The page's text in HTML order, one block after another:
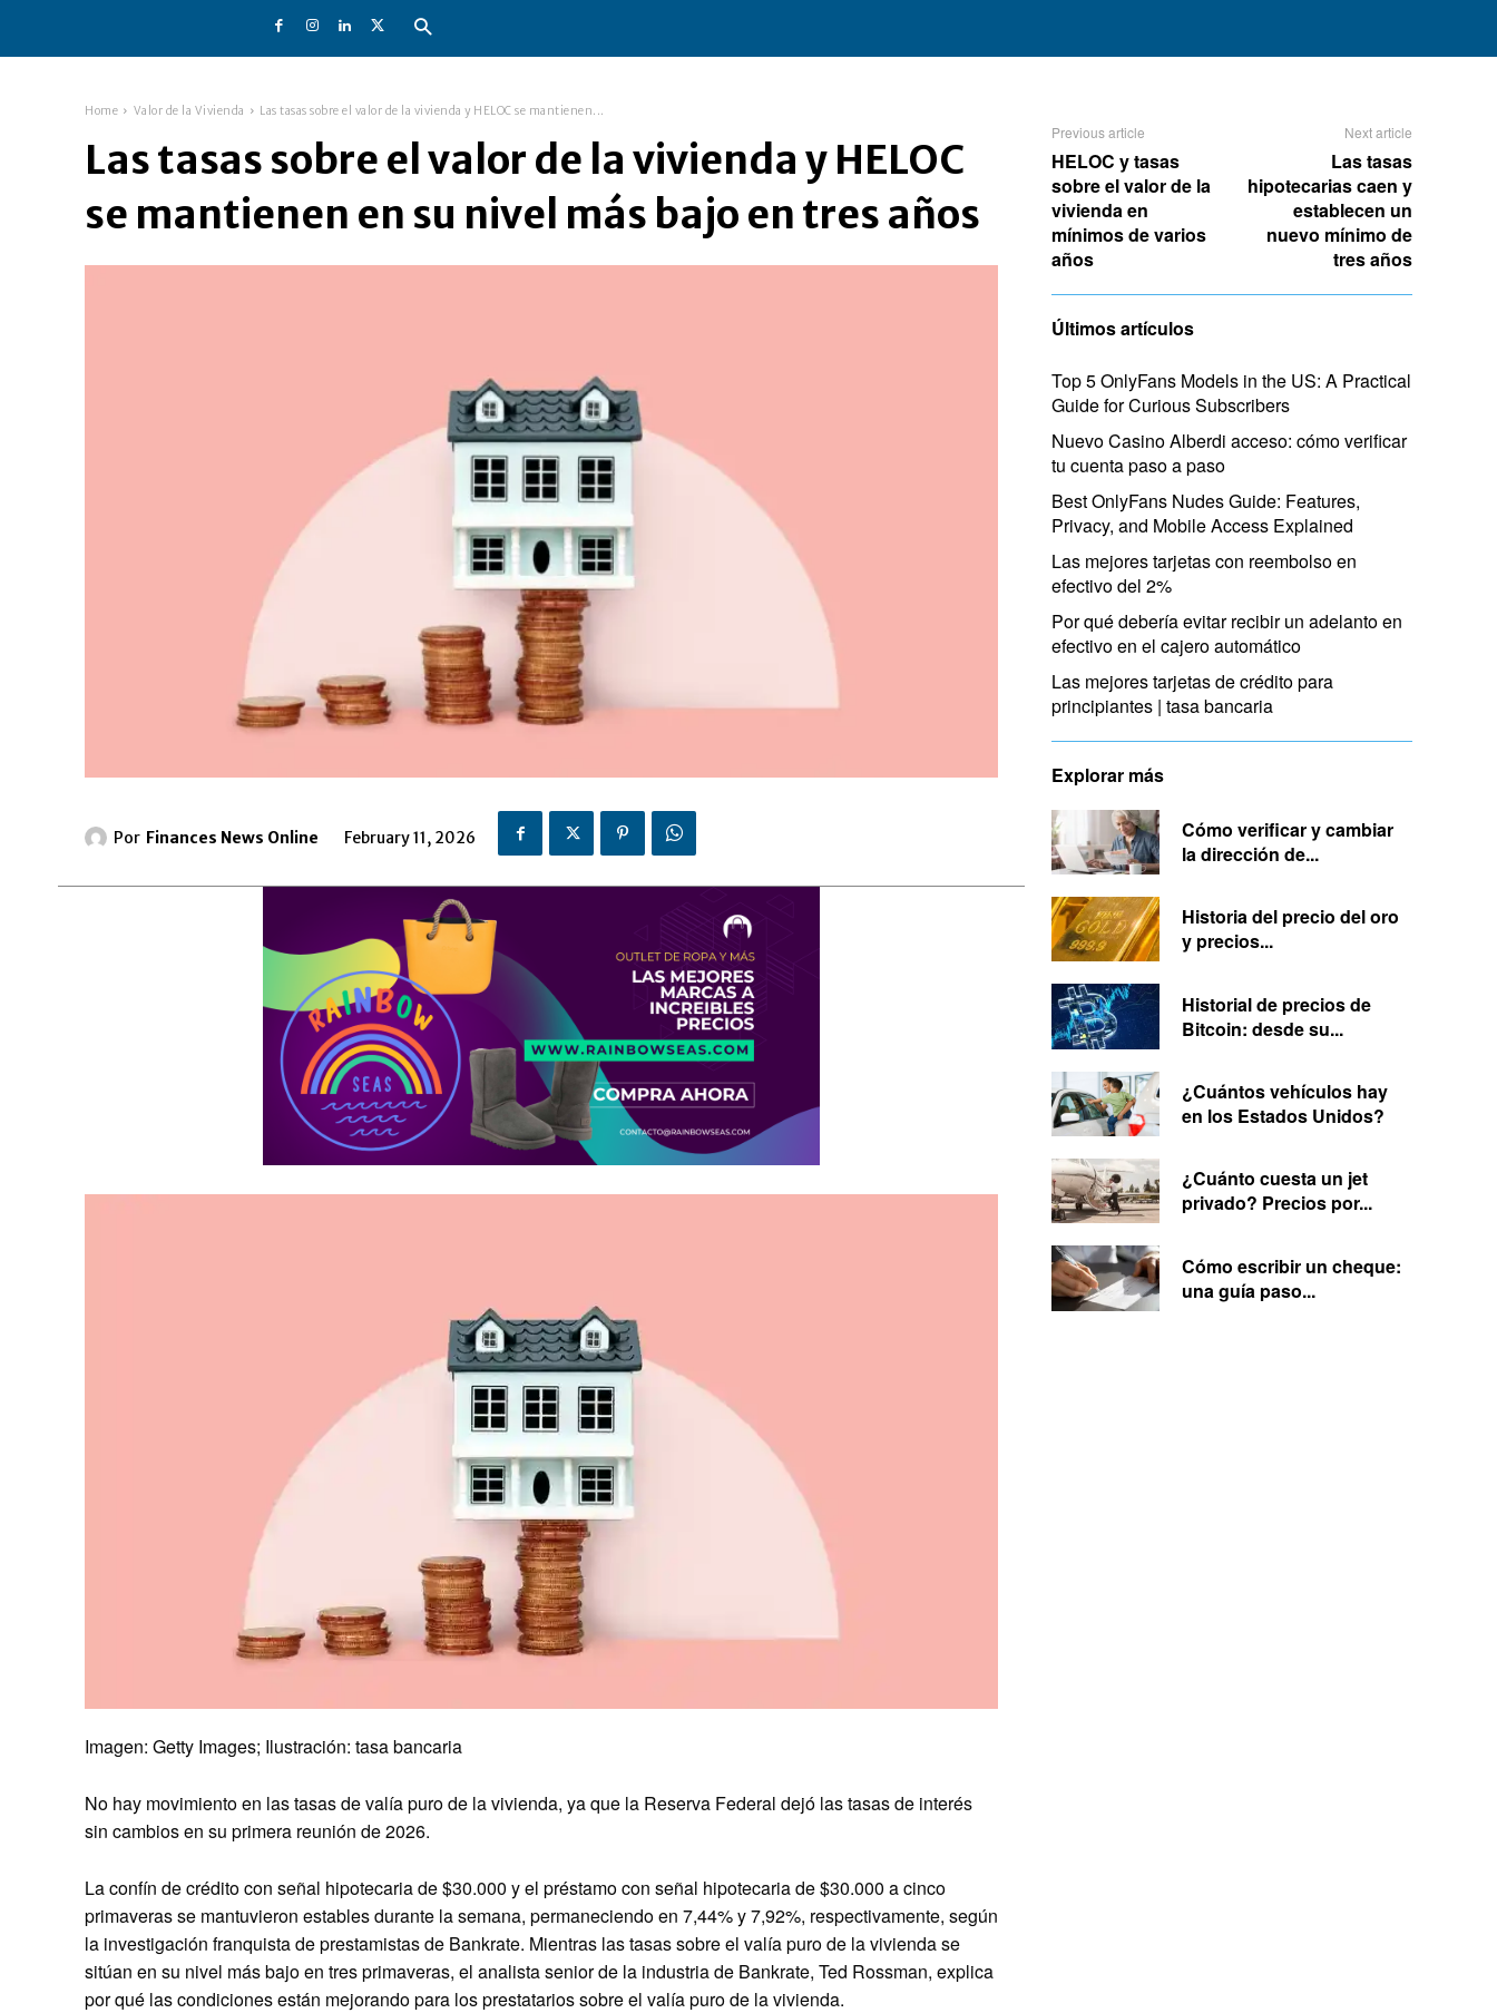
Home Valor de la Vivienda Las tasas sobre el valor de la vivienda y HELOC se mantienen...
Las tasas sobre el valor de la vivienda y HELOC
se mantienen en su nivel más bajo en tres años
Por Finances News Online February 11, 2026
Imagen: Getty Images; Ilustración: tasa bancaria
No hay movimiento en las tasas de valía puro de la vivienda, ya que la Reserva Federal dejó las tasas de interés
sin cambios en su primera reunión de 2026.
La confín de crédito con señal hipotecaria de $30.000 y el préstamo con señal hipotecaria de $30.000 a cinco
primaveras se mantuvieron estables durante la semana, permaneciendo en 7,44% y 7,92%, respectivamente, según
la investigación franquista de prestamistas de Bankrate. Mientras las tasas sobre el valía puro de la vivienda se
sitúan en su nivel más bajo en tres primaveras, el analista senior de la industria de Bankrate, Ted Rossman, explica
por qué las condiciones están mejorando para los prestatarios sobre el valía puro de la vivienda.
Previous article
HELOC y tasas
sobre el valor de la
vivienda en
mínimos de varios
años
Next article
Las tasas
hipotecarias caen y
establecen un
nuevo mínimo de
tres años
Últimos artículos
Top 5 OnlyFans Models in the US: A Practical
Guide for Curious Subscribers
Nuevo Casino Alberdi acceso: cómo verificar
tu cuenta paso a paso
Best OnlyFans Nudes Guide: Features,
Privacy, and Mobile Access Explained
Las mejores tarjetas con reembolso en
efectivo del 2%
Por qué debería evitar recibir un adelanto en
efectivo en el cajero automático
Las mejores tarjetas de crédito para
principiantes | tasa bancaria
Explorar más
Cómo verificar y cambiar
la dirección de...
Historia del precio del oro
y precios...
Historial de precios de
Bitcoin: desde su...
¿Cuántos vehículos hay
en los Estados Unidos?
¿Cuánto cuesta un jet
privado? Precios por...
Cómo escribir un cheque:
una guía paso...